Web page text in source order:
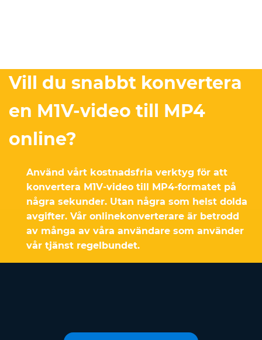
Vill du snabbt konvertera
en M1V-video till MP4
online?
Använd vårt kostnadsfria verktyg för att
konvertera M1V-video till MP4-formatet på
några sekunder. Utan några som helst dolda
avgifter. Vår onlinekonverterare är betrodd
av många av våra användare som använder
vår tjänst regelbundet.